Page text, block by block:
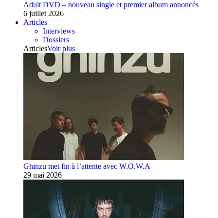
Adult DVD – nouveau single et premier album annoncés
6 juillet 2026
Articles
Interviews
Dossiers
ArticlesVoir plus
Ghinzu met fin à l’attente avec W.O.W.A
29 mai 2026